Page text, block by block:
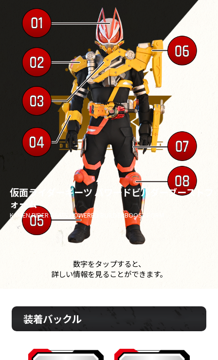
仮面ライダーギーツ パワードビルダーブーストフ
ォーム
KAMEN RIDER GEATS POWERED BUILDERBOOST FORM
数字をタップすると、
詳しい情報を見ることができます。
装着バックル